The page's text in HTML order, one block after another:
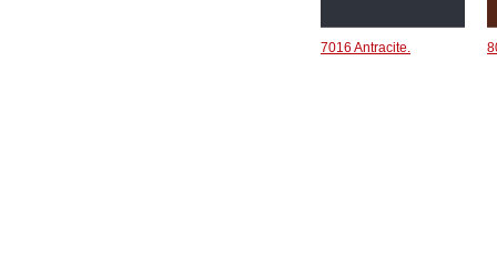
7016 Antracite.